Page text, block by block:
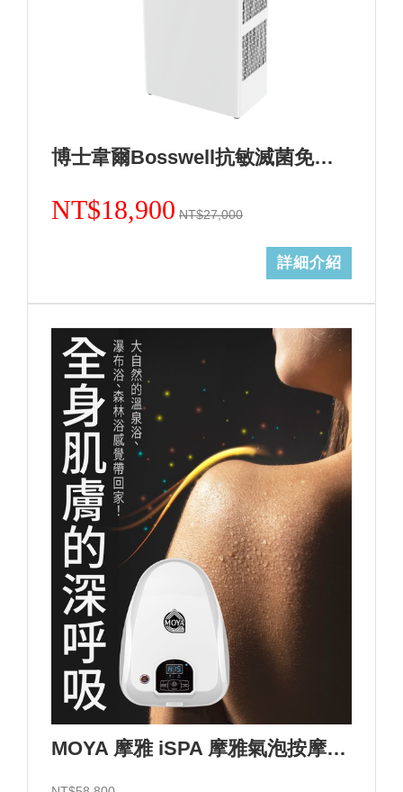
博士韋爾Bosswell抗敏滅菌免耗材電離空氣清淨機-5~18坪ML13天使白
NT$18,900 NT$27,000
詳細介紹
MOYA 摩雅 iSPA 摩雅氣泡按摩浴設備/110V